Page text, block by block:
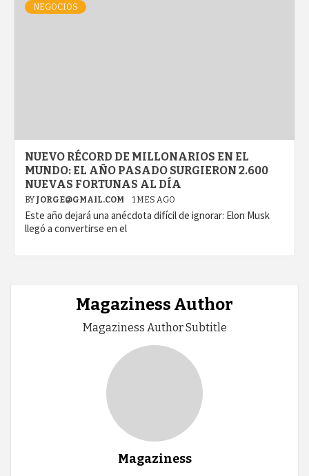
NEGOCIOS
NUEVO RÉCORD DE MILLONARIOS EN EL
MUNDO: EL AÑO PASADO SURGIERON 2.600
NUEVAS FORTUNAS AL DÍA
BY JORGE@GMAIL.COM 1 MES AGO
Este año dejará una anécdota difícil de ignorar: Elon Musk
llegó a convertirse en el
Magaziness Author
Magaziness Author Subtitle
Magaziness